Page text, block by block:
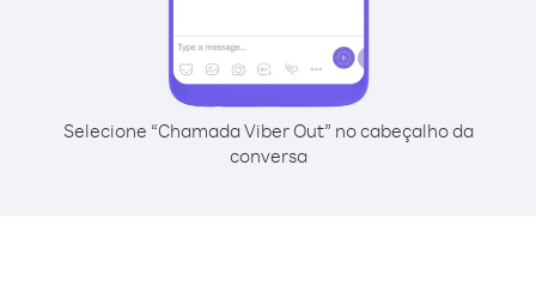
Selecione “Chamada Viber Out” no cabeçalho da
conversa